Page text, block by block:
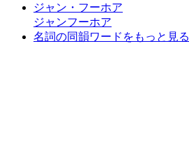
ジャン・フーホア
ジャンフーホア
名詞の同韻ワードをもっと見る